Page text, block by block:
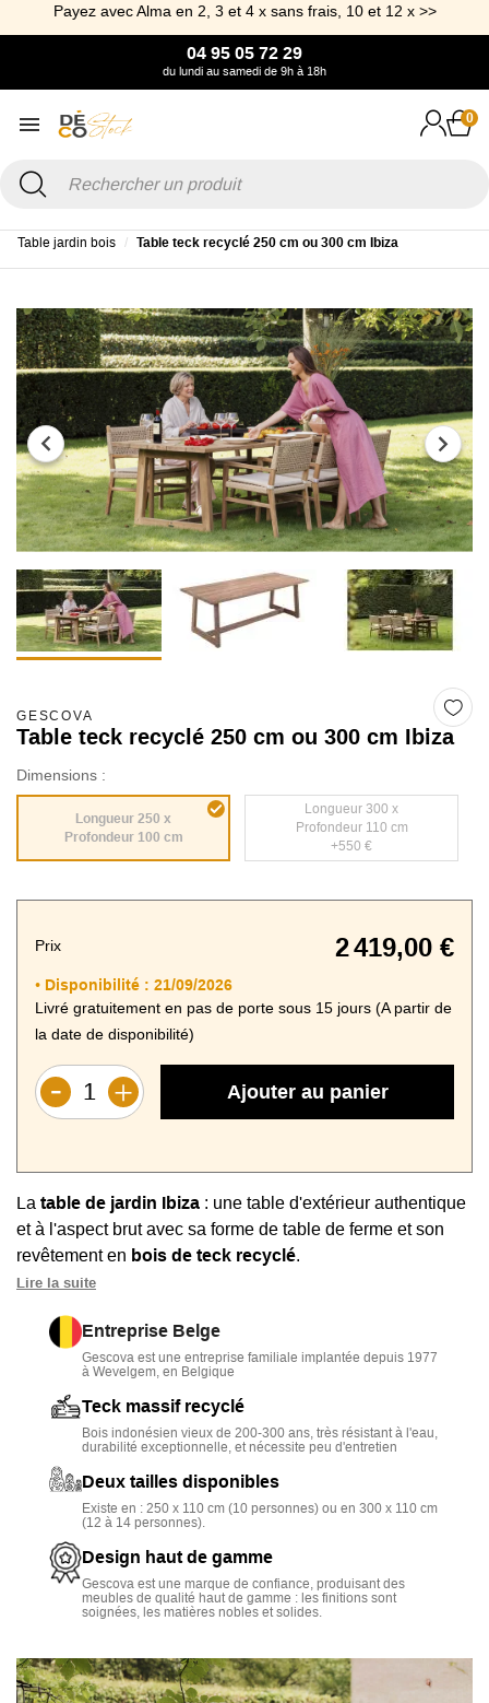
Payez avec Alma en 2, 3 et 4 x sans frais, 10 et 12 x >>
04 95 05 72 29
du lundi au samedi de 9h à 18h
0
Table jardin bois
Table teck recyclé 250 cm ou 300 cm Ibiza
GESCOVA
Table teck recyclé 250 cm ou 300 cm Ibiza
Dimensions :
Longueur 250 x
Profondeur 100 cm
Longueur 300 x
Profondeur 110 cm
+550 €
Prix 2 419,00 €
• Disponibilité : 21/09/2026
Livré gratuitement en pas de porte sous 15 jours (A partir de
la date de disponibilité)
Ajouter au panier
La table de jardin Ibiza : une table d'extérieur authentique
et à l'aspect brut avec sa forme de table de ferme et son
revêtement en bois de teck recyclé.
Cette table se démarque grâce à son
largeset épaisses et ses pieds en U réunis par une barre
de liaison.
accueillir10 personnesou en version
12 à 14 convives.
Ce meuble de jardin bénéficie d'une
grâce à l'emploi de teck massif recyclé. Une
solidité extrême, une résistance de premier plan contre les
intempéries et une durée de vie colossale caractérisent ce
bois exotique.
Lire la suite
Entreprise Belge
Gescova est une entreprise familiale implantée depuis 1977
à Wevelgem, en Belgique
Teck massif recyclé
Bois indonésien vieux de 200-300 ans, très résistant à l'eau,
durabilité exceptionnelle, et nécessite peu d'entretien
Deux tailles disponibles
Existe en : 250 x 110 cm (10 personnes) ou en 300 x 110 cm
(12 à 14 personnes).
Design haut de gamme
Gescova est une marque de confiance, produisant des
meubles de qualité haut de gamme : les finitions sont
soignées, les matières nobles et solides.